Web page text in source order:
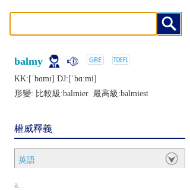
balmy
KK:[ˈbɑmɪ] DJ:[ˈbɑːmi]
形變: 比較級:balmier 最高級:balmiest
權威釋義
英語
a.